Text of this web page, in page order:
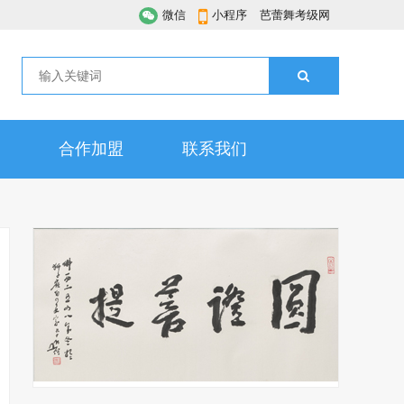
微信 小程序 芭蕾舞考级网
合作加盟 联系我们